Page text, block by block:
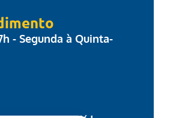
- Segunda à Quinta-